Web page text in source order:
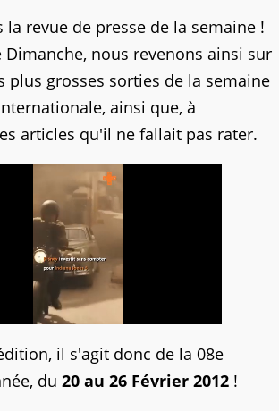
la revue de presse de la semaine !
Dimanche, nous revenons ainsi sur
plus grosses sorties de la semaine
ainsi que, à
articles qu'il ne fallait pas rater.
il s'agit donc de la 08e
du 20 au 26 Février 2012 !